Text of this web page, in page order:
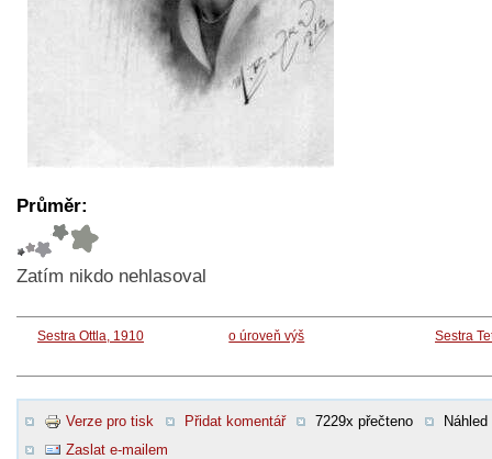
Průměr:
Zatím nikdo nehlasoval
Sestra Ottla, 1910 o úroveň výš Sestra
Verze pro tisk Přidat komentář 7229x přečteno
Náhled
Zaslat e-mailem